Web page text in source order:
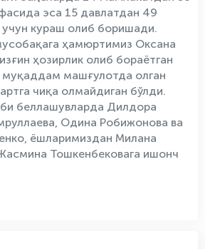
эса 15 давлатдан 49
учун кураш олиб боришади.
ҳамюртимиз Оксана
ҳозирлик олиб бораётган
муқаддам машғулотда олган
чиқа олмайдиган бўлди.
беллашувларда Дилдора
Одина Робижонова ва
ёшларимиздан Милана
Тошкенбековага ишонч